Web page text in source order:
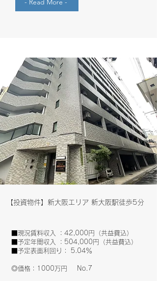
- Read More -
​【投資物件】新大阪エリア 新大阪駅徒歩5分
■現況賃料収入 ：42,000円（共益費込）
■予定年間収入 ：504,000円（共益費込）
■予定表面利回り： 5.04％
​◎価格：1000万円 No.7